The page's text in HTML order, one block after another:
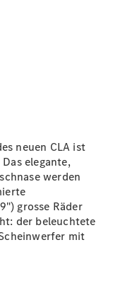
neuen CLA ist
elegante,
werden
grosse Räder
der beleuchtete
mit